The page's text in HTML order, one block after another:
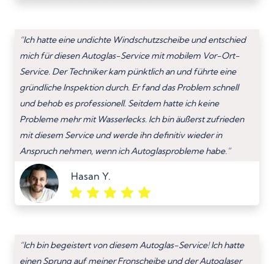
“Ich hatte eine undichte Windschutzscheibe und entschied
mich für diesen Autoglas-Service mit mobilem Vor-Ort-
Service. Der Techniker kam pünktlich an und führte eine
gründliche Inspektion durch. Er fand das Problem schnell
und behob es professionell. Seitdem hatte ich keine
Probleme mehr mit Wasserlecks. Ich bin äußerst zufrieden
mit diesem Service und werde ihn definitiv wieder in
Anspruch nehmen, wenn ich Autoglasprobleme habe.”
Hasan Y.
“Ich bin begeistert von diesem Autoglas-Service! Ich hatte
einen Sprung auf meiner Fronscheibe und der Autoglaser